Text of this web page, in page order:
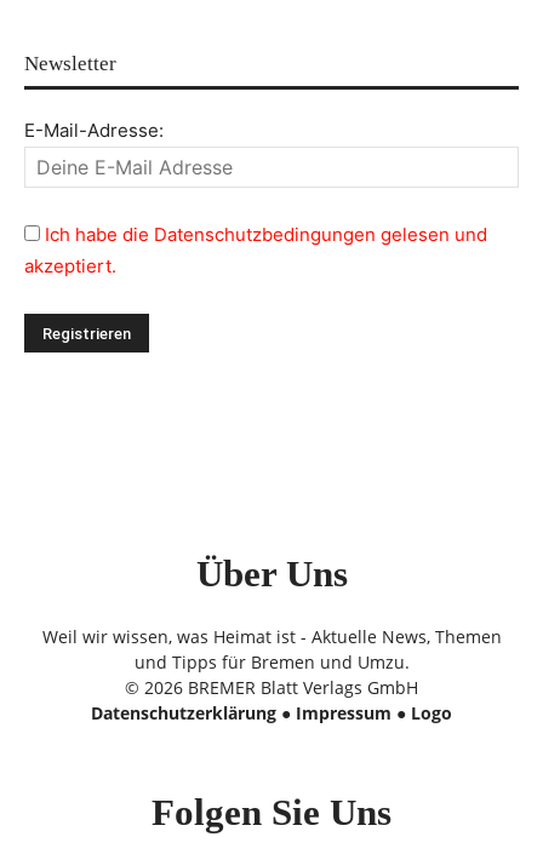
Newsletter
E-Mail-Adresse:
Ich habe die Datenschutzbedingungen gelesen und
akzeptiert.
Über Uns
Weil wir wissen, was Heimat ist - Aktuelle News, Themen
und Tipps für Bremen und Umzu.
© 2026 BREMER Blatt Verlags GmbH
Datenschutzerklärung ● Impressum ● Logo
Folgen Sie Uns